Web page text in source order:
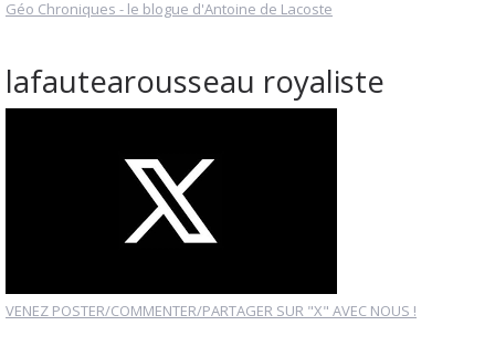
Géo Chroniques - le blogue d'Antoine de Lacoste
lafautearousseau royaliste
VENEZ POSTER/COMMENTER/PARTAGER SUR "X" AVEC NOUS !